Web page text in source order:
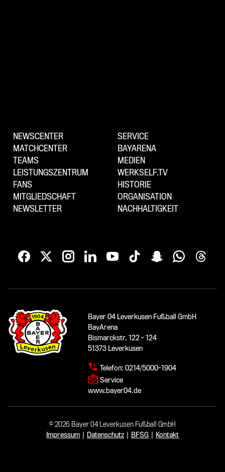
NEWSCENTER
MATCHCENTER
TEAMS
LEISTUNGSZENTRUM
FANS
MITGLIEDSCHAFT
NEWSLETTER
SERVICE
BAYARENA
MEDIEN
WERKSELF.TV
HISTORIE
ORGANISATION
NACHHALTIGKEIT
Bayer 04 Leverkusen Fußball GmbH
BayArena
Bismarckstr. 122 - 124
51373 Leverkusen
Telefon: 0214/5000-1904
Service
www.bayer04.de
© 2026 Bayer 04 Leverkusen Fußball GmbH
Impressum
Datenschutz BFSG Kontakt